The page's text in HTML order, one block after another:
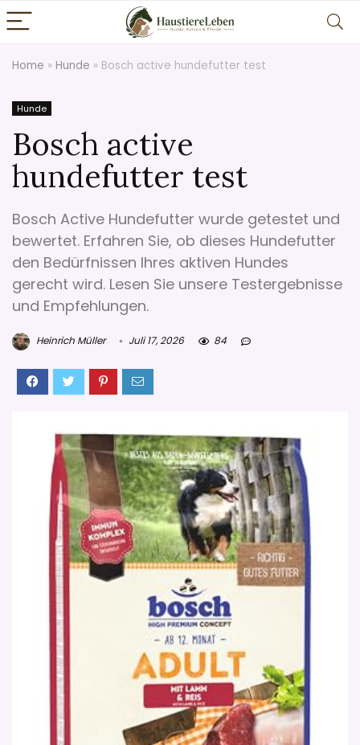
Home » Hunde » Bosch active hundefutter test
Hunde
Bosch active
hundefutter test
Bosch Active Hundefutter wurde getestet und
bewertet. Erfahren Sie, ob dieses Hundefutter
den Bedürfnissen Ihres aktiven Hundes
gerecht wird. Lesen Sie unsere Testergebnisse
und Empfehlungen.
Heinrich Müller Juli 17, 2026 84